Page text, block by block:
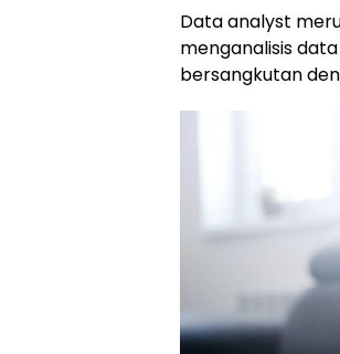
Data analyst
menganalisis
bersangkutan